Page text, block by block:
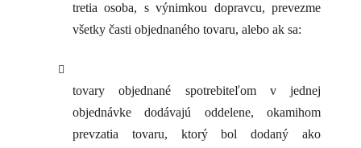
tretia osoba, s výnimkou dopravcu, prevezme
všetky časti objednaného tovaru, alebo ak sa:
tovary objednané spotrebiteľom v jednej
objednávke dodávajú oddelene, okamihom
prevzatia tovaru, ktorý bol dodaný ako